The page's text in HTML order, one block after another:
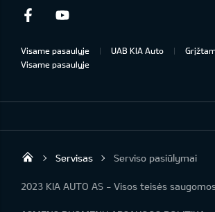
Facebook
Visame pasaulyje UAB KIA Auto
Visame pasaulyje
UAB „Kia Auto“
Servisas Serviso pasiūlymai
2023 KIA AUTO AS - Visos teisės